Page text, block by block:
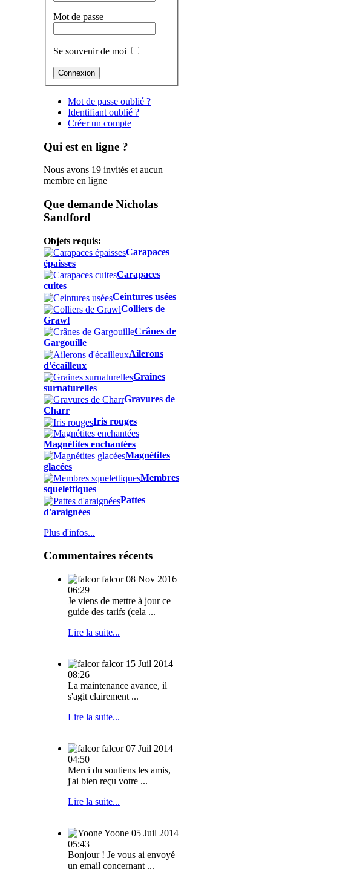
Mot de passe
Se souvenir de moi
Mot de passe oublié ?
Identifiant oublié ?
Créer un compte
Qui est en ligne ?
Nous avons 19 invités et aucun
membre en ligne
Que demande Nicholas
Sandford
Objets requis:
Carapaces
épaisses
Carapaces
cuites
Ceintures usées
Colliers de
Grawl
Crânes de
Gargouille
Ailerons
d'écailleux
Graines
surnaturelles
Gravures de
Charr
Iris rouges
Magnétites enchantées
Magnétites
glacées
Membres
squelettiques
Pattes
d'araignées
Plus d'infos...
Commentaires récents
falcor 08 Nov 2016
06:29
Je viens de mettre à jour ce
guide des tarifs (cela ...
Lire la suite...
falcor 15 Juil 2014
08:26
La maintenance avance, il
s'agit clairement ...
Lire la suite...
falcor 07 Juil 2014
04:50
Merci du soutiens les amis,
j'ai bien reçu votre ...
Lire la suite...
Yoone 05 Juil 2014
05:43
Bonjour ! Je vous ai envoyé
un email concernant ...